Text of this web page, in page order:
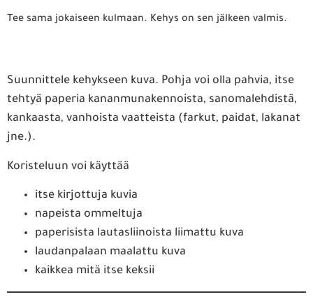
Tee sama jokaiseen kulmaan. Kehys on sen jälkeen valmis.
Suunnittele kehykseen kuva. Pohja voi olla pahvia, itse
tehtyä paperia kananmunakennoista, sanomalehdistä,
kankaasta, vanhoista vaatteista (farkut, paidat, lakanat
jne.).
Koristeluun voi käyttää
itse kirjottuja kuvia
napeista ommeltuja
paperisista lautasliinoista liimattu kuva
laudanpalaan maalattu kuva
kaikkea mitä itse keksii